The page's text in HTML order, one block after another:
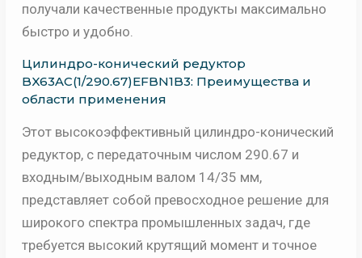
получали качественные продукты максимально
быстро и удобно.
Цилиндро-конический редуктор
BX63AC(1/290.67)EFBN1B3: Преимущества и
области применения
Этот высокоэффективный цилиндро-конический
редуктор, с передаточным числом 290.67 и
входным/выходным валом 14/35 мм,
представляет собой превосходное решение для
широкого спектра промышленных задач, где
требуется высокий крутящий момент и точное